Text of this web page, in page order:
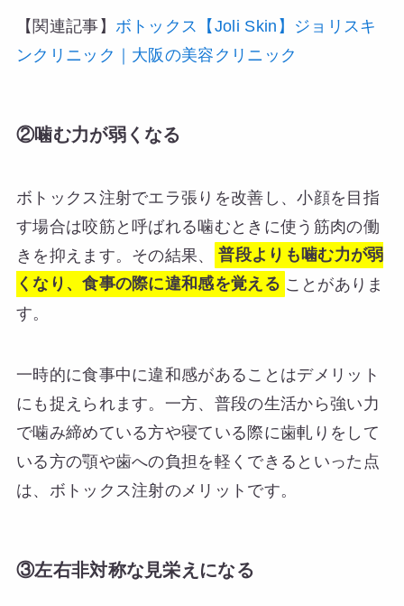
【関連記事】 ボトックス【Joli Skin】ジョリスキ
ンクリニック｜大阪の美容クリニック
②噛む力が弱くなる
ボトックス注射でエラ張りを改善し、小顔を目指
す場合は咬筋と呼ばれる噛むときに使う筋肉の働
きを抑えます。その結果、
普段よりも噛む力が弱
くなり、食事の際に違和感を覚える ことがありま
す。
一時的に食事中に違和感があることはデメリット
にも捉えられます。一方、普段の生活から強い力
で噛み締めている方や寝ている際に歯軋りをして
いる方の顎や歯への負担を軽くできるといった点
は、ボトックス注射のメリットです。
③左右非対称な見栄えになる